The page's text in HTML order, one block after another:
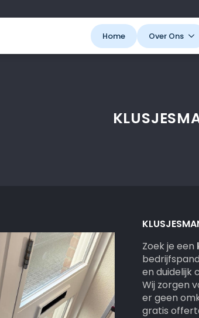
Home Over Ons
Zoek je een
en duidelijk
Wij zorgen
er geen
gratis